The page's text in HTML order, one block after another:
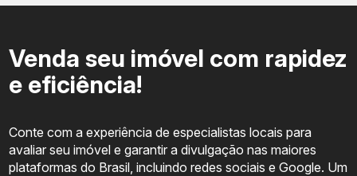
Venda seu imóvel com rapidez
e eficiência!
Conte com a experiência de especialistas locais para
avaliar seu imóvel e garantir a divulgação nas maiores
plataformas do Brasil, incluindo redes sociais e Google. Um